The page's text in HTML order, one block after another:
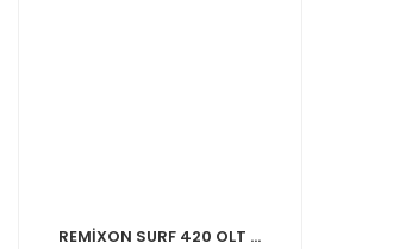
REMİXON SURF 420 OLT ...